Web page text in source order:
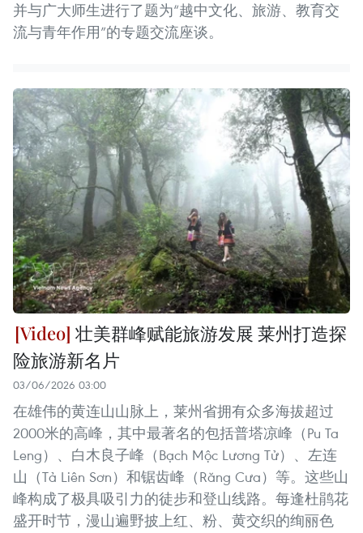
并与广大师生进行了题为“越中文化、旅游、教育交
流与青年作用”的专题交流座谈。
壮美群峰赋能旅游发展 莱州打造探
险旅游新名片
03/06/2026 03:00
在雄伟的黄连山山脉上，莱州省拥有众多海拔超过
2000米的高峰，其中最著名的包括普塔凉峰（Pu Ta
Leng）、白木良子峰（Bạch Mộc Lương Tử）、左连
山（Tả Liên Sơn）和锯齿峰（Răng Cưa）等。这些山
峰构成了极具吸引力的徒步和登山线路。每逢杜鹃花
盛开时节，漫山遍野披上红、粉、黄交织的绚丽色